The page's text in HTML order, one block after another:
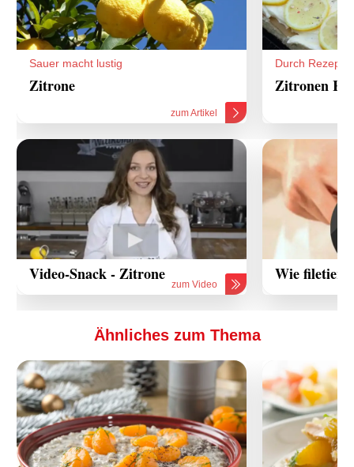
Sauer macht lustig
Zitrone
zum Artikel
Durch Rezepte
Zitronen
Video-Snack - Zitrone
zum Video
Wie filetiert
Ähnliches zum Thema